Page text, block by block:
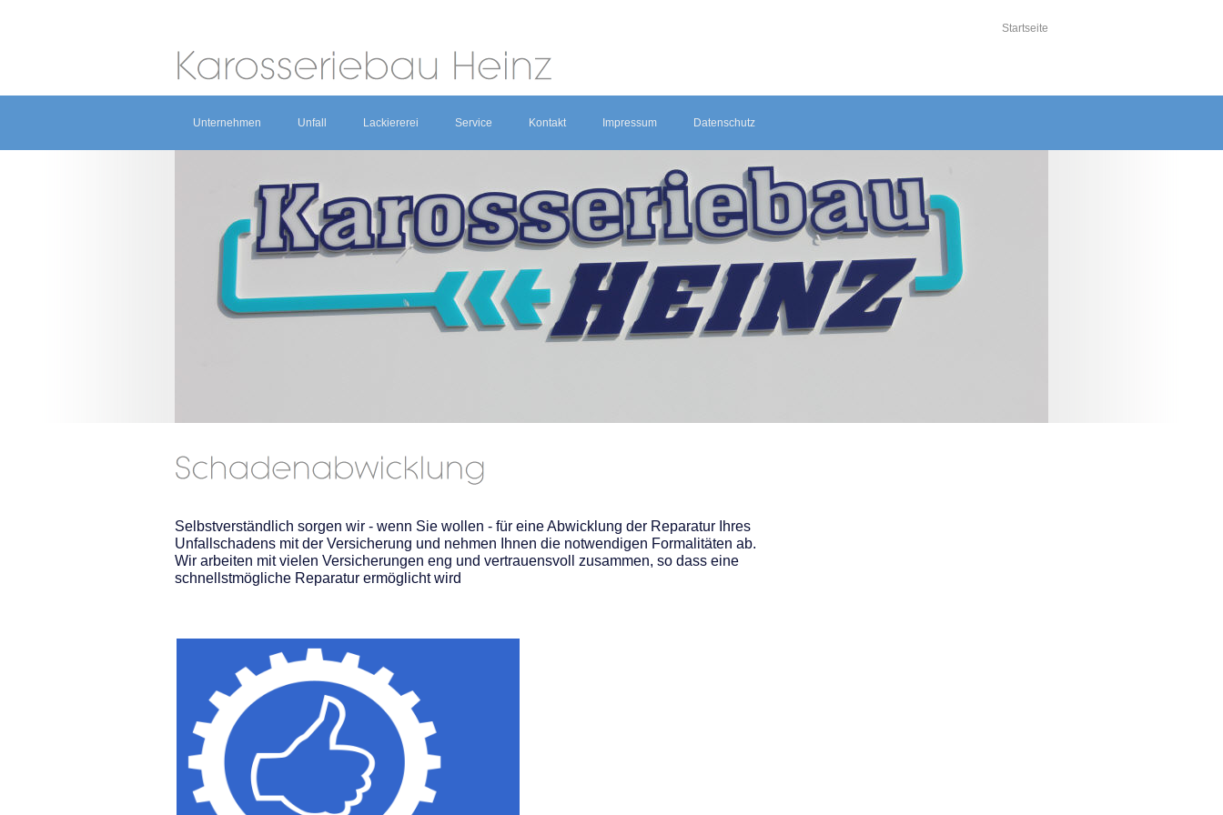
Startseite
Unternehmen Unfall Lackiererei Service Kontakt Impressum Datenschutz
Selbstverständlich sorgen wir - wenn Sie wollen - für eine Abwicklung der Reparatur Ihres
Unfallschadens mit der Versicherung und nehmen Ihnen die notwendigen Formalitäten ab.
Wir arbeiten mit vielen Versicherungen eng und vertrauensvoll zusammen, so dass eine
schnellstmögliche Reparatur ermöglicht wird